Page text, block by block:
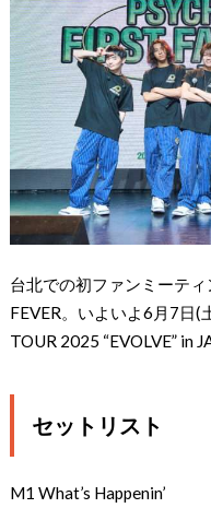
台北での初ファンミーテ
FEVER。いよいよ6月7日(
TOUR 2025 “EVOLVE” in
セットリスト
M1 What’s Happenin’